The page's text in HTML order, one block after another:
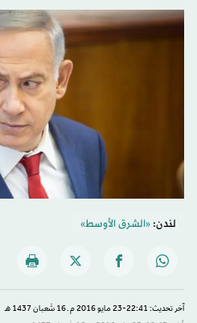
لندن:«الشرق الأوسط»
آخر تحديث: 22:41-23 مايو 2016 م ـ 16 شَعبان 1437 هـ